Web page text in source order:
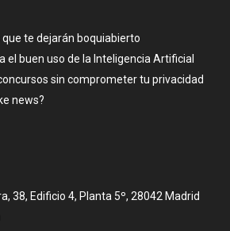
te dejarán boquiabierto
el buen uso de la Inteligencia Artificial
sin comprometer tu privacidad
news?
38, Edificio 4, Planta 5º, 28042 Madrid